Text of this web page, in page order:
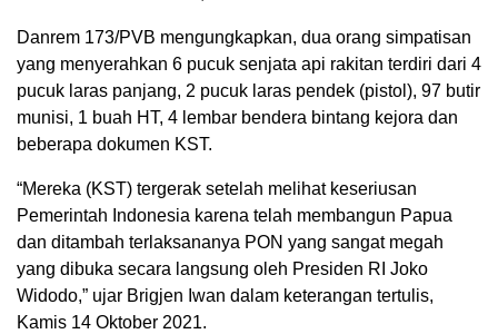
Danrem 173/PVB mengungkapkan, dua orang simpatisan
yang menyerahkan 6 pucuk senjata api rakitan terdiri dari 4
pucuk laras panjang, 2 pucuk laras pendek (pistol), 97 butir
munisi, 1 buah HT, 4 lembar bendera bintang kejora dan
beberapa dokumen KST.
“Mereka (KST) tergerak setelah melihat keseriusan
Pemerintah Indonesia karena telah membangun Papua
dan ditambah terlaksananya PON yang sangat megah
yang dibuka secara langsung oleh Presiden RI Joko
Widodo,” ujar Brigjen Iwan dalam keterangan tertulis,
Kamis 14 Oktober 2021.